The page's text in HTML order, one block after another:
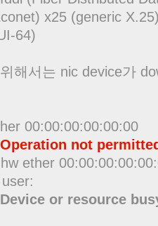
x25 (generic
64)
해서는 nic device가
00:00:00:00:00:00
Operation not
ether
Device or resource